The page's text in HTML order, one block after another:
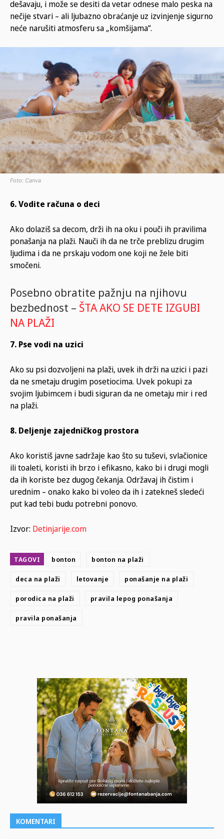
dešavaju, i može se desiti da vetar odnese malo peska na
nečije stvari – ali ljubazno obraćanje uz izvinjenje sigurno
neće narušiti atmosferu sa „komšijama“.
Foto: Canva
6. Vodite računa o deci
Ako dolaziš sa decom, drži ih na oku i pouči ih pravilima
ponašanja na plaži. Nauči ih da ne trče preblizu drugim
ljudima i da ne prskaju vodom one koji ne žele biti
smočeni.
Posebno obratite pažnju na njihovu
bezbednost – ŠTA AKO SE DETE IZGUBI
NA PLAŽI
7. Pse vodi na uzici
Ako su psi dozvoljeni na plaži, uvek ih drži na uzici i pazi
da ne smetaju drugim posetiocima. Uvek pokupi za
svojim ljubimcem i budi siguran da ne ometaju mir i red
na plaži.
8. Deljenje zajedničkog prostora
Ako koristiš javne sadržaje kao što su tuševi, svlačionice
ili toaleti, koristi ih brzo i efikasno, kako bi i drugi mogli
da ih koriste bez dugog čekanja. Održavaj ih čistim i
urednim – onako kako bi voleo da ih i zatekneš sledeći
put kad tebi budu potrebni ponovo.
Izvor: Detinjarije.com
TAGOVI bonton bonton na plaži
deca na plaži letovanje ponašanje na plaži
porodica na plaži pravila lepog ponašanja
pravila ponašanja
KOMENTARI